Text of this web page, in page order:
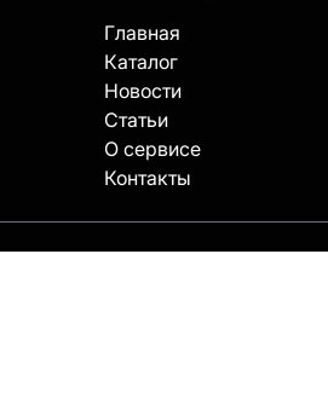
Главная
Каталог
Новости
Статьи
О сервисе
Контакты